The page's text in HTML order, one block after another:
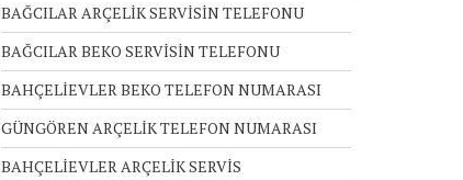
BAĞCILAR ARÇELİK SERVİSİN TELEFONU
BAĞCILAR BEKO SERVİSİN TELEFONU
BAHÇELİEVLER BEKO TELEFON NUMARASI
GÜNGÖREN ARÇELİK TELEFON NUMARASI
BAHÇELİEVLER ARÇELİK SERVİS